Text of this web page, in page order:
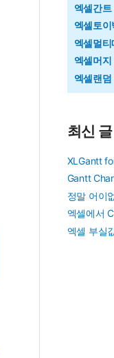
엑셀간트
엑셀토이
엑셀멀티
엑셀머지
엑셀랜덤
최신 글
XLGantt
Gantt
정말 어이
엑셀에서
엑셀 부실